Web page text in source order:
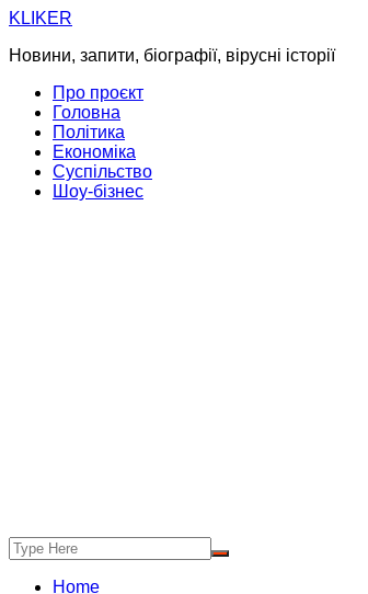
Skip
content
KLIKER
Новини, запити, біографії, вірусні історії
Про проєкт
Головна
Політика
Економіка
Суспільство
Шоу-бізнес
Home